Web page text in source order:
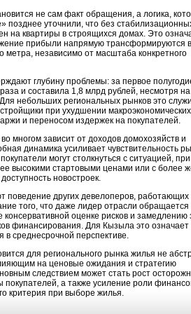
не сам факт обращения, а логика,
позднее уточнили, что без
на квартиры в строящихся домах. Это
прибыли напрямую трансформируются в
метра, независимо от масштаба конкретного
глубину проблемы: за первое
и составила 1,8 млрд рублей, несмотря на
небольших региональных рынков это
при ухудшении
и переносом издержек на покупателей.
многом зависит от доходов домохозяйств и
динамика усиливает чувствительность
могут столкнуться с ситуацией,
высокими стартовыми ценами или с более
новостроек.
поведение других девелоперов, работающих
того, что даже лидер отрасли обращается
оценке рисков и замедлению
финансирования. Для Кызыла это означает
среднесрочной перспективе.
для регионального рынка жилья не
на ценовые ожидания и стратегию
следствием может стать рост
покупателей, а также усиление роли
критерия при выборе жилья.